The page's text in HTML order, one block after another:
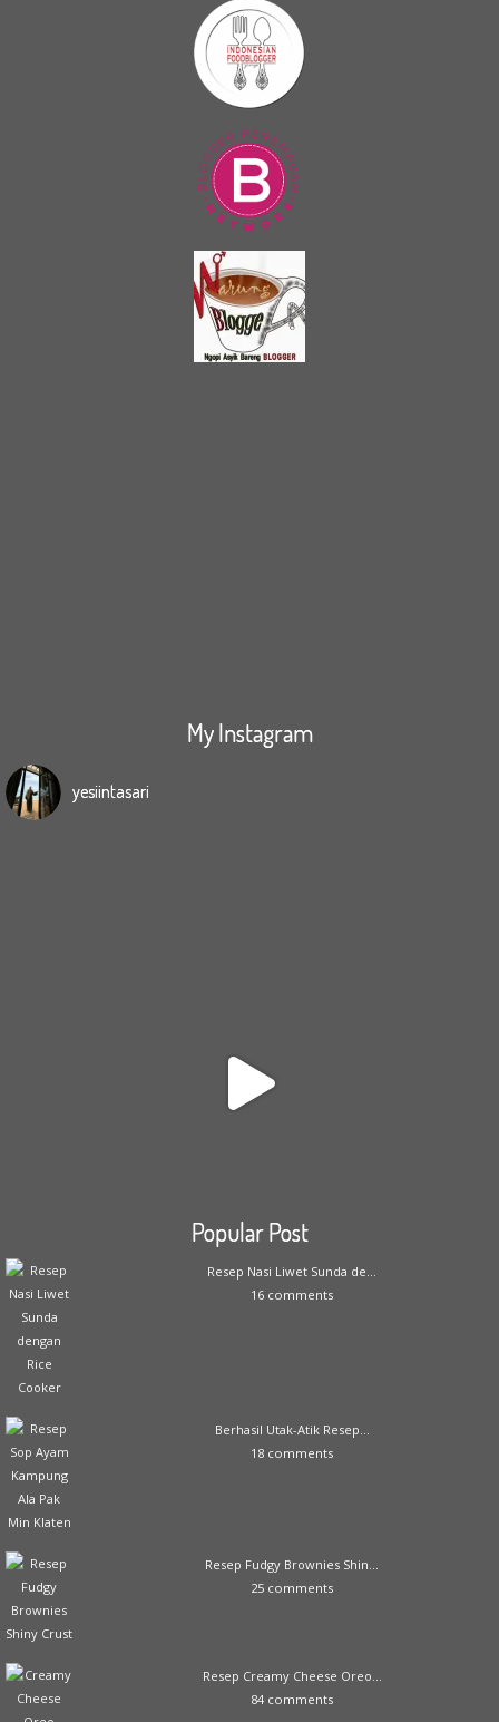
My Instagram
yesiintasari
Popular Post
Resep Nasi Liwet Sunda de...
16 comments
Berhasil Utak-Atik Resep...
18 comments
Resep Fudgy Brownies Shin...
25 comments
Resep Creamy Cheese Oreo...
84 comments